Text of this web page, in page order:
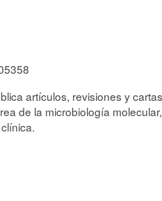
artículos, revisiones y cartas
de la microbiología molecular,